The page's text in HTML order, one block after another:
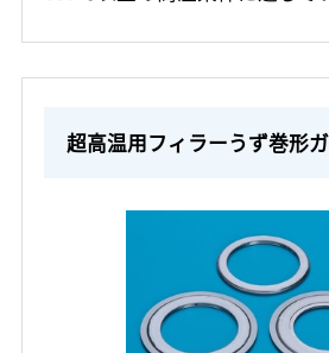
超高温用フィラーうず巻形